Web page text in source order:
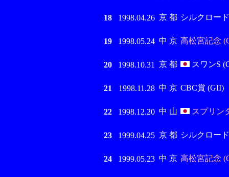
18 1998.04.26 京 都 シルクロー
19 1998.05.24 中 京 高松宮記念
20 1998.10.31 京 都 スワンS
21 1998.11.28 中 京 CBC賞 (GII)
22 1998.12.20 中 山 スプリン
23 1999.04.25 京 都 シルクロー
24 1999.05.23 中 京 高松宮記念